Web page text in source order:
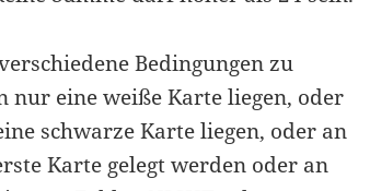
Bedingungen zu
nur eine weiße Karte liegen, oder
schwarze Karte liegen, oder an
Karte gelegt werden oder an